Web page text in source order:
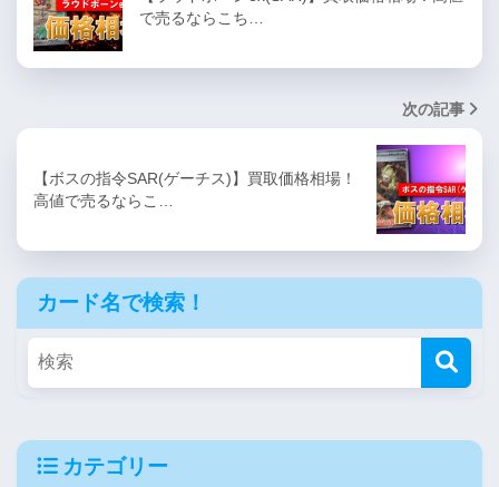
で売るならこち…
次の記事
【ボスの指令SAR(ゲーチス)】買取価格相場！
高値で売るならこ…
カード名で検索！
カテゴリー